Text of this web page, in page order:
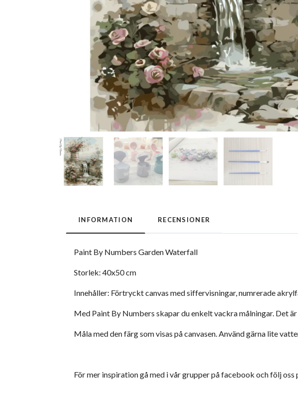
INFORMATION RECENSIONER
Paint By Numbers Garden Waterfall
Storlek: 40x50 cm
Innehåller: Förtryckt canvas med siffervisningar, numrerade
Med Paint By Numbers skapar du enkelt vackra målningar. Det
Måla med den färg som visas på canvasen. Använd gärna lite
För mer inspiration gå med i vår grupper på facebook och följ oss